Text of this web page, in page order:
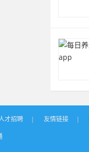
才招聘 | 友情链接 |